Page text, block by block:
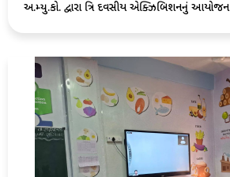
અ.મ્યુ.કો. દ્વારા ત્રિ દિવસીય એક્ઝિબિશનનું આયોજન